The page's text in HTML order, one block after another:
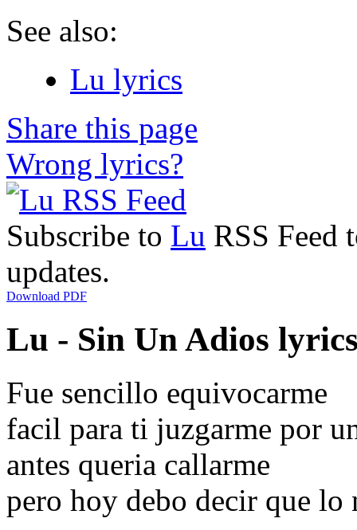
See also:
Lu lyrics
Share this page
Wrong lyrics?
Subscribe to Lu RSS Feed
updates.
Download PDF
Lu - Sin Un Adios
Fue sencillo equivocarme
facil para ti juzgarme por
antes queria callarme
pero hoy debo decir que lo